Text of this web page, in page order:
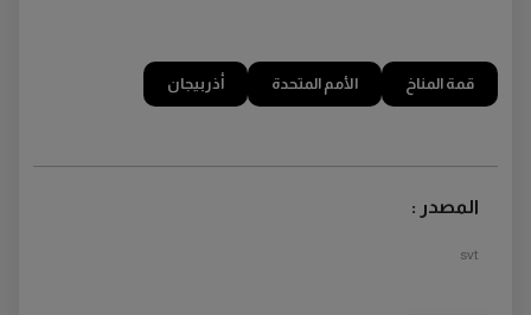
قمة المناخ الأمم المتحدة أذربيجان
المصدر :
svt